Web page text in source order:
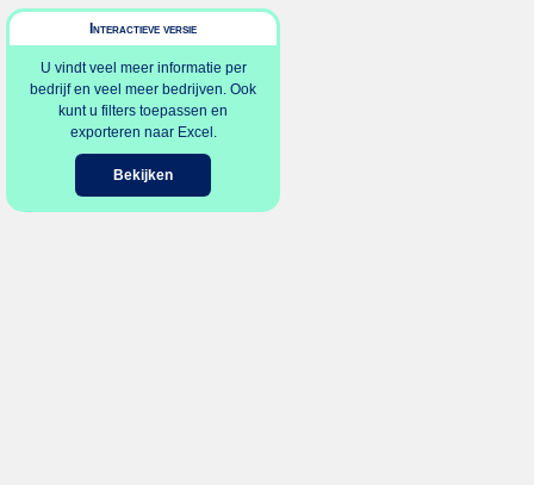
Interactieve versie
U vindt veel meer informatie per
bedrijf en veel meer bedrijven. Ook
kunt u filters toepassen en
exporteren naar Excel.
Bekijken